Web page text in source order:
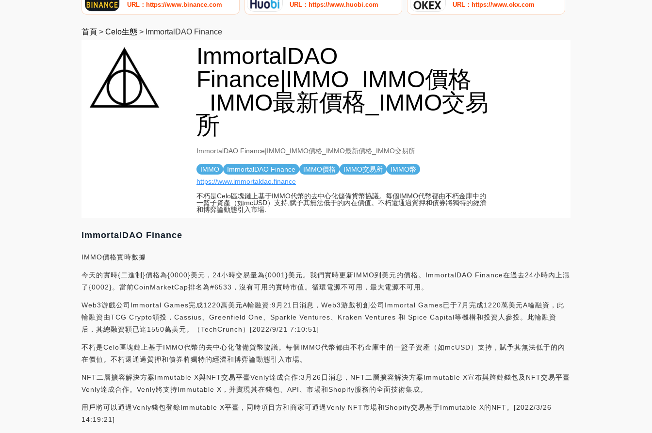
URL：https://www.binance.com
URL：https://www.huobi.com
URL：https://www.okx.com
首頁 > Celo生態 > ImmortalDAO Finance
ImmortalDAO
Finance|IMMO_IMMO價格
_IMMO最新價格_IMMO交易
所
ImmortalDAO Finance|IMMO_IMMO價格_IMMO最新價格_IMMO交易所
IMMO ImmortalDAO Finance IMMO價格 IMMO交易所
IMMO幣
https://www.immortaldao.finance
不朽是Celo區塊鏈上基于IMMO代幣的去中心化儲備貨幣協議。每個IMMO代幣都由不朽金庫中的
一籃子資產（如mcUSD）支持,賦予其無法低于的內在價值。不朽還通過質押和債券將獨特的經濟
和博弈論動態引入市場.
ImmortalDAO Finance
IMMO價格實時數據
今天的實時{二進制}價格為{0000}美元，24小時交易量為{0001}美元。我們實時更新IMMO到美元的價格。ImmortalDAO Finance在過去24小時內上漲
了{0002}。當前CoinMarketCap排名為#6533，沒有可用的實時市值。循環電源不可用，最大電源不可用。
Web3游戲公司Immortal Games完成1220萬美元A輪融資:9月21日消息，Web3游戲初創公司Immortal Games已于7月完成1220萬美元A輪融資，此
輪融資由TCG Crypto領投，Cassius、Greenfield One、Sparkle Ventures、Kraken Ventures 和 Spice Capital等機構和投資人參投。此輪融資
后，其總融資額已達1550萬美元。（TechCrunch）[2022/9/21 7:10:51]
不朽是Celo區塊鏈上基于IMMO代幣的去中心化儲備貨幣協議。每個IMMO代幣都由不朽金庫中的一籃子資產（如mcUSD）支持，賦予其無法低于的內
在價值。不朽還通過質押和債券將獨特的經濟和博弈論動態引入市場。
NFT二層擴容解決方案Immutable X與NFT交易平臺Venly達成合作:3月26日消息，NFT二層擴容解決方案Immutable X宣布與跨鏈錢包及NFT交易平臺
Venly達成合作。Venly將支持Immutable X，并實現其在錢包、API、市場和Shopify服務的全面技術集成。
用戶將可以通過Venly錢包登錄Immutable X平臺，同時項目方和商家可通過Venly NFT市場和Shopify交易基于Immutable X的NFT。[2022/3/26
14:19:21]